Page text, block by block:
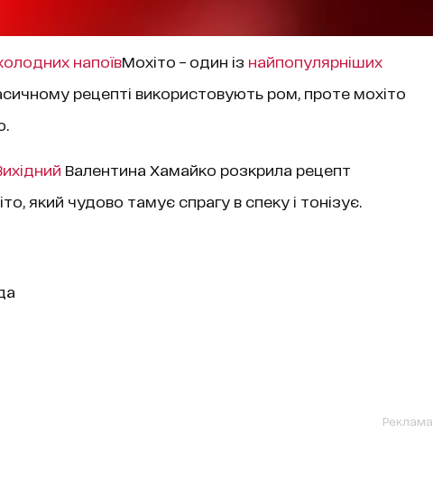
напоївМохіто – один із найпопулярніших
рецепті використовують ром, проте мохіто
Валентина Хамайко розкрила рецепт
який чудово тамує спрагу в спеку і тонізує.
Реклама